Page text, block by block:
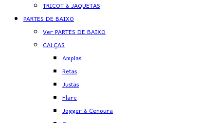
TRICOT & JAQUETAS
PARTES DE BAIXO
Ver PARTES DE BAIXO
CALÇAS
Amplas
Retas
Justas
Flare
Jogger & Cenoura